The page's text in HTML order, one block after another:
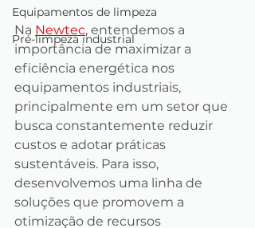
Equipamentos de limpeza
Pré-limpeza industrial
Na Newtec, entendemos a
importância de maximizar a
eficiência energética nos
equipamentos industriais,
principalmente em um setor que
busca constantemente reduzir
custos e adotar práticas
sustentáveis. Para isso,
desenvolvemos uma linha de
soluções que promovem a
otimização de recursos